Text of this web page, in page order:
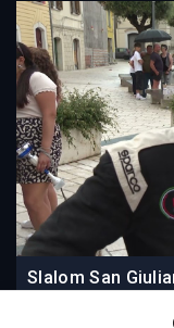
Slalom San